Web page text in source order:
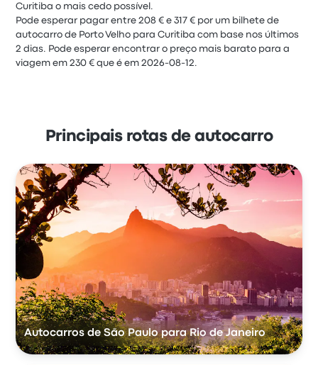
Curitiba o mais cedo possível.
Pode esperar pagar entre 208 € e 317 € por um bilhete de
autocarro de Porto Velho para Curitiba com base nos últimos
2 dias. Pode esperar encontrar o preço mais barato para a
viagem em 230 € que é em 2026-08-12.
Principais rotas de autocarro
Autocarros de São Paulo para Rio de Janeiro